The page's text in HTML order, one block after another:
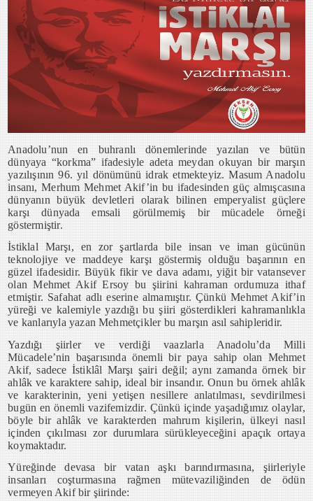
Anadolu’nun en buhranlı dönemlerinde yazılan ve bütün
dünyaya “korkma” ifadesiyle adeta meydan okuyan bir marşın
yazılışının 96. yıl dönümünü idrak etmekteyiz. Masum Anadolu
insanı, Merhum Mehmet Akif’in bu ifadesinden güç almışcasına
dünyanın büyük devletleri olarak bilinen emperyalist güçlere
karşı dünyada emsali görülmemiş bir mücadele örneği
göstermiştir.
İstiklal Marşı, en zor şartlarda bile insan ve iman gücünün
teknolojiye ve maddeye karşı göstermiş olduğu başarının en
güzel ifadesidir. Büyük fikir ve dava adamı, yiğit bir vatansever
olan Mehmet Akif Ersoy bu şiirini kahraman ordumuza ithaf
etmiştir. Safahat adlı eserine almamıştır. Çünkü Mehmet Akif’in
yüreği ve kalemiyle yazdığı bu şiiri gösterdikleri kahramanlıkla
ve kanlarıyla yazan Mehmetçikler bu marşın asıl sahipleridir.
Yazdığı şiirler ve verdiği vaazlarla Anadolu’da Milli
Mücadele’nin başarısında önemli bir paya sahip olan Mehmet
Akif, sadece İstiklâl Marşı şairi değil; aynı zamanda örnek bir
ahlâk ve karaktere sahip, ideal bir insandır. Onun bu örnek ahlâk
ve karakterinin, yeni yetişen nesillere anlatılması, sevdirilmesi
bugün en önemli vazifemizdir. Çünkü içinde yaşadığımız olaylar,
böyle bir ahlâk ve karakterden mahrum kişilerin, ülkeyi nasıl
içinden çıkılması zor durumlara sürükleyeceğini apaçık ortaya
koymaktadır.
Yüreğinde devasa bir vatan aşkı barındırmasına, şiirleriyle
insanları coşturmasına rağmen mütevaziliğinden de ödün
vermeyen Akif bir şiirinde: